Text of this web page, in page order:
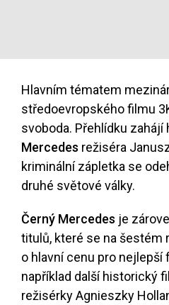
Hlavním tématem
středoevropského filmu
svoboda. Přehlídku
Mercedes režiséra
kriminální zápletka se
druhé světové války.
Černý Mercedes je
titulů, které se na šestém
o hlavní cenu pro nejlepší
například další historický
režisérky Agnieszky